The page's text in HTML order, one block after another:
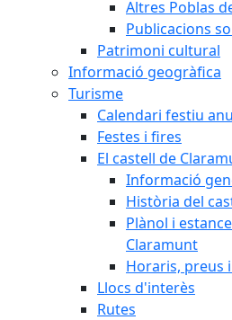
Altres Poblas
Publicacions
Patrimoni cultural
Informació geogràfica
Turisme
Calendari festiu
Festes i fires
El castell de
Informació
Història del
Plànol i
Claramunt
Horaris, preus
Llocs d'interès
Rutes